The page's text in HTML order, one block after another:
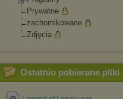
Prywatne
zachomikowane
Zdjęcia
Ostatnio pobierane pliki